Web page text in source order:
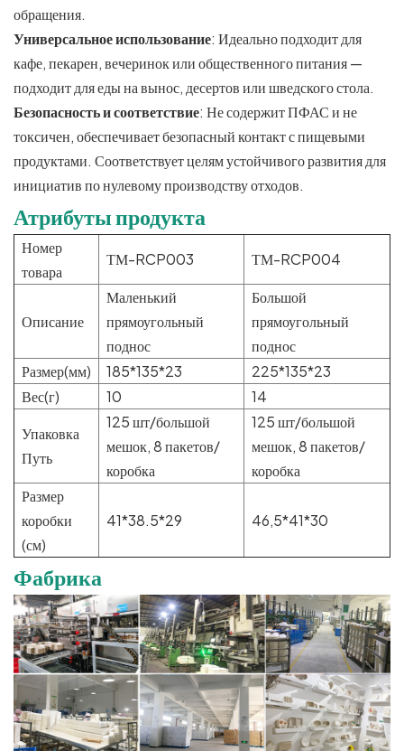
обращения.
Универсальное использование: Идеально подходит для
кафе, пекарен, вечеринок или общественного питания —
подходит для еды на вынос, десертов или шведского стола.
Безопасность и соответствие: Не содержит ПФАС и не
токсичен, обеспечивает безопасный контакт с пищевыми
продуктами. Соответствует целям устойчивого развития для
инициатив по нулевому производству отходов.
Атрибуты продукта
Номер
товара
ТМ-RCP003 ТМ-RCP004
Описание
Маленький
прямоугольный
поднос
Большой
прямоугольный
поднос
Размер(мм)
185*135*23
225*135*23
Вес(г)
10
14
Упаковка
Путь
125 шт/большой
мешок, 8 пакетов/
коробка
125 шт/большой
мешок, 8 пакетов/
коробка
Размер
коробки
(см)
41*38.5*29 46,5*41*30
Фабрика